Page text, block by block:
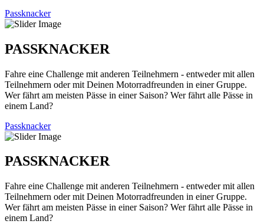
Passknacker
PASSKNACKER
Fahre eine Challenge mit anderen Teilnehmern - entweder mit allen
Teilnehmern oder mit Deinen Motorradfreunden in einer Gruppe.
Wer fährt am meisten Pässe in einer Saison? Wer fährt alle Pässe in
einem Land?
Passknacker
PASSKNACKER
Fahre eine Challenge mit anderen Teilnehmern - entweder mit allen
Teilnehmern oder mit Deinen Motorradfreunden in einer Gruppe.
Wer fährt am meisten Pässe in einer Saison? Wer fährt alle Pässe in
einem Land?